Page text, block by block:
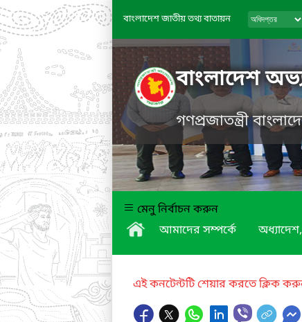
বাংলাদেশ জাতীয় তথ্য বাতায়ন
বাংলাদেশ
গণপ্রজাতন্ত্রী
মেনু নির্বাচন করুন
আমাদের সম্পর্কে
এই কনটেন্টটি শেয়ার করতে ক্লিক